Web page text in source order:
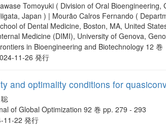
Tomoyuki ( Division of Oral
Japan ) | Mourão Calros Fernando (
of Dental Medicine, Boston, MA, United
Medicine (DIMI), University of Genova,
in Bioengineering and Biotechnology 12 巻
11-26 発行
and optimality conditions for
of Global Optimization 92 巻 pp. 279 - 293
11-22 発行